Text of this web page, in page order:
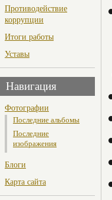
Противодействие
коррупции
Итоги работы
Уставы
Навигация
Фотографии
Последние альбомы
Последние
изображения
Блоги
Карта сайта